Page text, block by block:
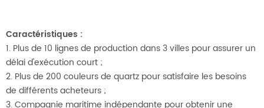
Caractéristiques :
1. Plus de 10 lignes de production dans 3 villes pour assurer un
délai d'exécution court ;
2. Plus de 200 couleurs de quartz pour satisfaire les besoins
de différents acheteurs ;
3. Compagnie maritime indépendante pour obtenir une